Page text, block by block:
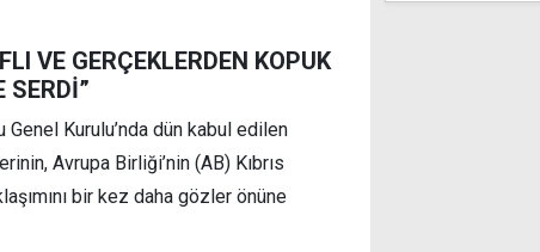
VE GERÇEKLERDEN KOPUK
SERDİ”
Genel Kurulu’nda dün kabul edilen
Avrupa Birliği’nin (AB) Kıbrıs
bir kez daha gözler önüne